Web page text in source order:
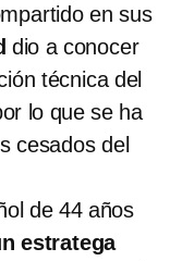
en sus
dio a conocer
técnica del
lo que se ha
cesados del
de 44 años
estratega